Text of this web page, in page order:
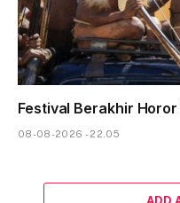
Festival Berakhir
08-08-2026 - 22.05